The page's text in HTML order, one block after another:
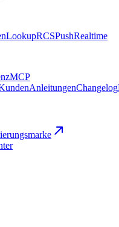
LookupRCSPushRealtime
MCP
AnleitungenChangelog